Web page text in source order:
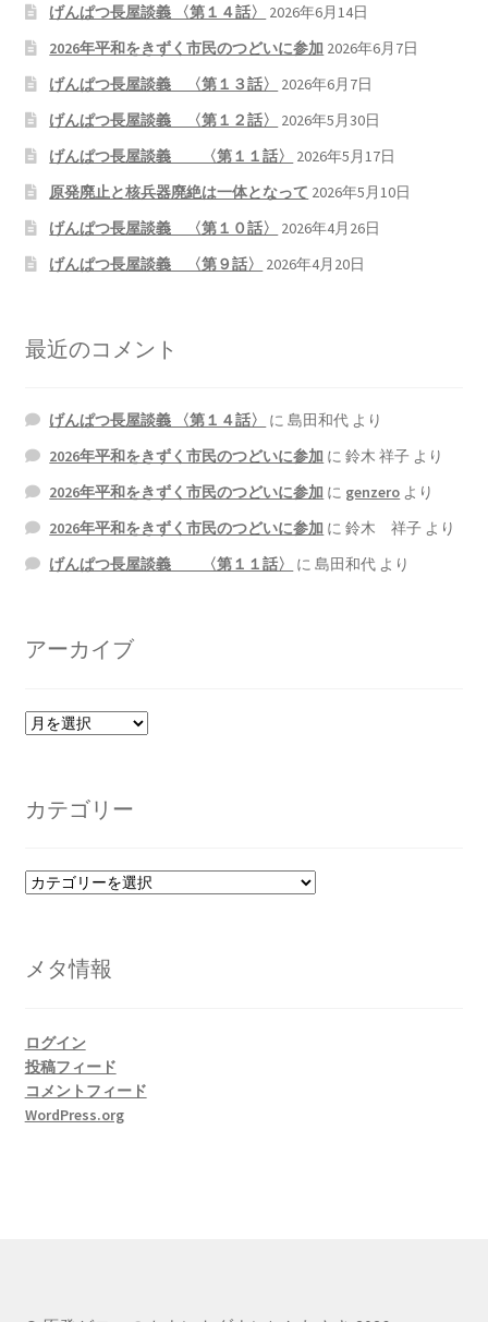
げんぱつ長屋談義 〈第１４話〉
2026年6月14日
2026年平和をきずく市民のつどいに参加 2026年6月7日
げんぱつ長屋談義 〈第１３話〉
2026年6月7日
げんぱつ長屋談義 〈第１２話〉
2026年5月30日
げんぱつ長屋談義 〈第１１話〉
2026年5月17日
原発廃止と核兵器廃絶は一体となって 2026年5月10日
げんぱつ長屋談義 〈第１０話〉
2026年4月26日
げんぱつ長屋談義 〈第９話〉
2026年4月20日
最近のコメント
げんぱつ長屋談義 〈第１４話〉 に島田和代 より
2026年平和をきずく市民のつどいに参加 に鈴木 祥子 より
2026年平和をきずく市民のつどいに参加 に genzero より
2026年平和をきずく市民のつどいに参加 に鈴木 祥子 より
げんぱつ長屋談義 〈第１１話〉
に島田和代 より
アーカイブ
ア
ブ
カテゴリー
カ
ー
メタ情報
ログイン
投稿フィード
コメントフィード
WordPress.org